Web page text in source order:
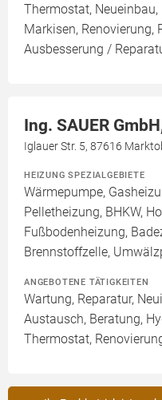
Thermostat,
Markisen, Renovierung,
Ausbesserung /
Ing. SAUER
Iglauer Str. 5, 87616
HEIZUNG SPEZIALGEBIETE
Wärmepumpe,
Pelletheizung, BHKW,
Fußbodenheizung,
Brennstoffzelle,
ANGEBOTENE TÄTIGKEITEN
Wartung, Reparatur,
Austausch, Beratung,
Thermostat,